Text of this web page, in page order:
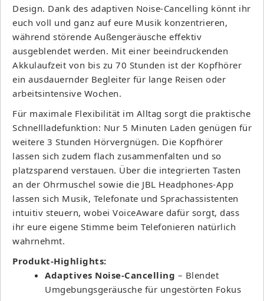
Design. Dank des adaptiven Noise-Cancelling könnt ihr
euch voll und ganz auf eure Musik konzentrieren,
während störende Außengeräusche effektiv
ausgeblendet werden. Mit einer beeindruckenden
Akkulaufzeit von bis zu 70 Stunden ist der Kopfhörer
ein ausdauernder Begleiter für lange Reisen oder
arbeitsintensive Wochen.
Für maximale Flexibilität im Alltag sorgt die praktische
Schnellladefunktion: Nur 5 Minuten Laden genügen für
weitere 3 Stunden Hörvergnügen. Die Kopfhörer
lassen sich zudem flach zusammenfalten und so
platzsparend verstauen. Über die integrierten Tasten
an der Ohrmuschel sowie die JBL Headphones-App
lassen sich Musik, Telefonate und Sprachassistenten
intuitiv steuern, wobei VoiceAware dafür sorgt, dass
ihr eure eigene Stimme beim Telefonieren natürlich
wahrnehmt.
Produkt-Highlights:
Adaptives Noise-Cancelling – Blendet
Umgebungsgeräusche für ungestörten Fokus